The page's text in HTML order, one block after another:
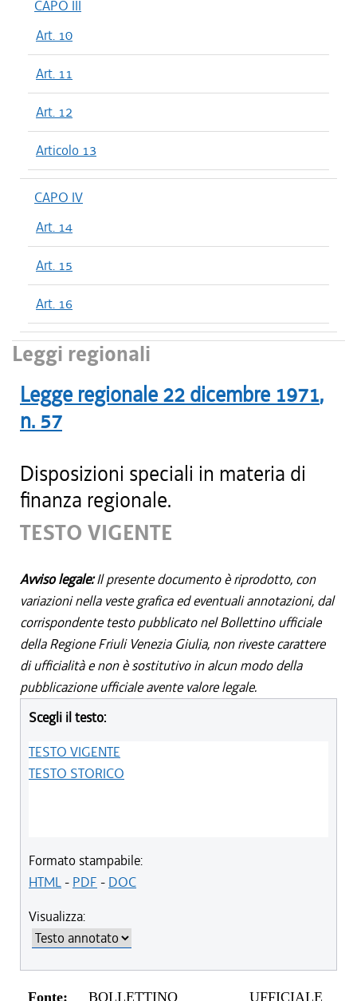
CAPO III
Art. 10
Art. 11
Art. 12
Articolo 13
CAPO IV
Art. 14
Art. 15
Art. 16
Leggi regionali
Legge regionale 22 dicembre 1971,
n. 57
Disposizioni speciali in materia di
finanza regionale.
TESTO VIGENTE
Avviso legale:Il presente documento è riprodotto, con
variazioni nella veste grafica ed eventuali annotazioni, dal
corrispondente testo pubblicato nel Bollettino ufficiale
della Regione Friuli Venezia Giulia, non riveste carattere
di ufficialità e non è sostitutivo in alcun modo della
pubblicazione ufficiale avente valore legale.
Scegli il testo:
TESTO VIGENTE
TESTO STORICO
Formato stampabile:
HTML- PDF - DOC
Visualizza:
Fonte: BOLLETTINO UFFICIALE